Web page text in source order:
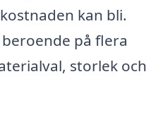
kan bli.
på flera
storlek och